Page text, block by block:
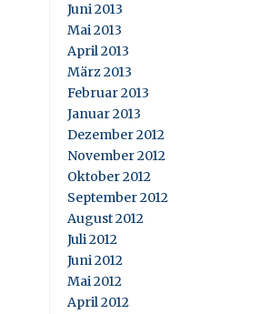
Juni 2013
Mai 2013
April 2013
März 2013
Februar 2013
Januar 2013
Dezember 2012
November 2012
Oktober 2012
September 2012
August 2012
Juli 2012
Juni 2012
Mai 2012
April 2012